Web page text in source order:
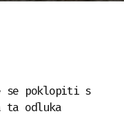
se poklopiti s
ta odluka